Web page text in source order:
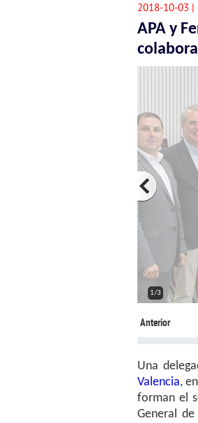
2018-10-03 |
APA y
2/3
Anterior
Una
Valencia,
forman el
General